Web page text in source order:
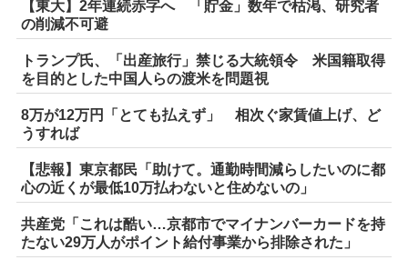
【東大】2年連続赤字へ 「貯金」数年で枯渇、研究者
の削減不可避
トランプ氏、「出産旅行」禁じる大統領令 米国籍取得
を目的とした中国人らの渡米を問題視
8万が12万円「とても払えず」 相次ぐ家賃値上げ、ど
うすれば
【悲報】東京都民「助けて。通勤時間減らしたいのに都
心の近くが最低10万払わないと住めないの」
共産党「これは酷い…京都市でマイナンバーカードを持
たない29万人がポイント給付事業から排除された」